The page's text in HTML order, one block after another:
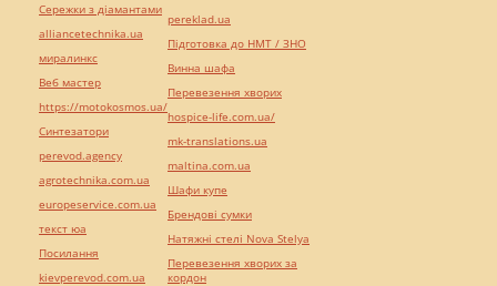
Сережки з діамантами
alliancetechnika.ua
миралинкс
Веб мастер
https://motokosmos.ua/
Синтезатори
perevod.agency
agrotechnika.com.ua
europeservice.com.ua
текст юа
Посилання
kievperevod.com.ua
pereklad.ua
Підготовка до НМТ / ЗНО
Винна шафа
Перевезення хворих
hospice-life.com.ua/
mk-translations.ua
maltina.com.ua
Шафи купе
Брендові сумки
Натяжні стелі Nova Stelya
Перевезення хворих за
кордон